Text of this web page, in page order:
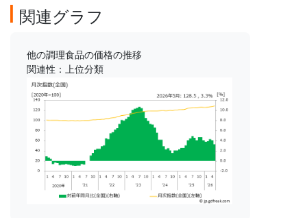
関連グラフ
他の調理食品の価格の推移
関連性：上位分類